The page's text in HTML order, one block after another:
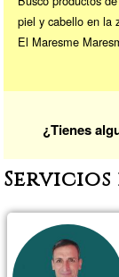
piel y cabello en la
El Maresme
¿Tienes